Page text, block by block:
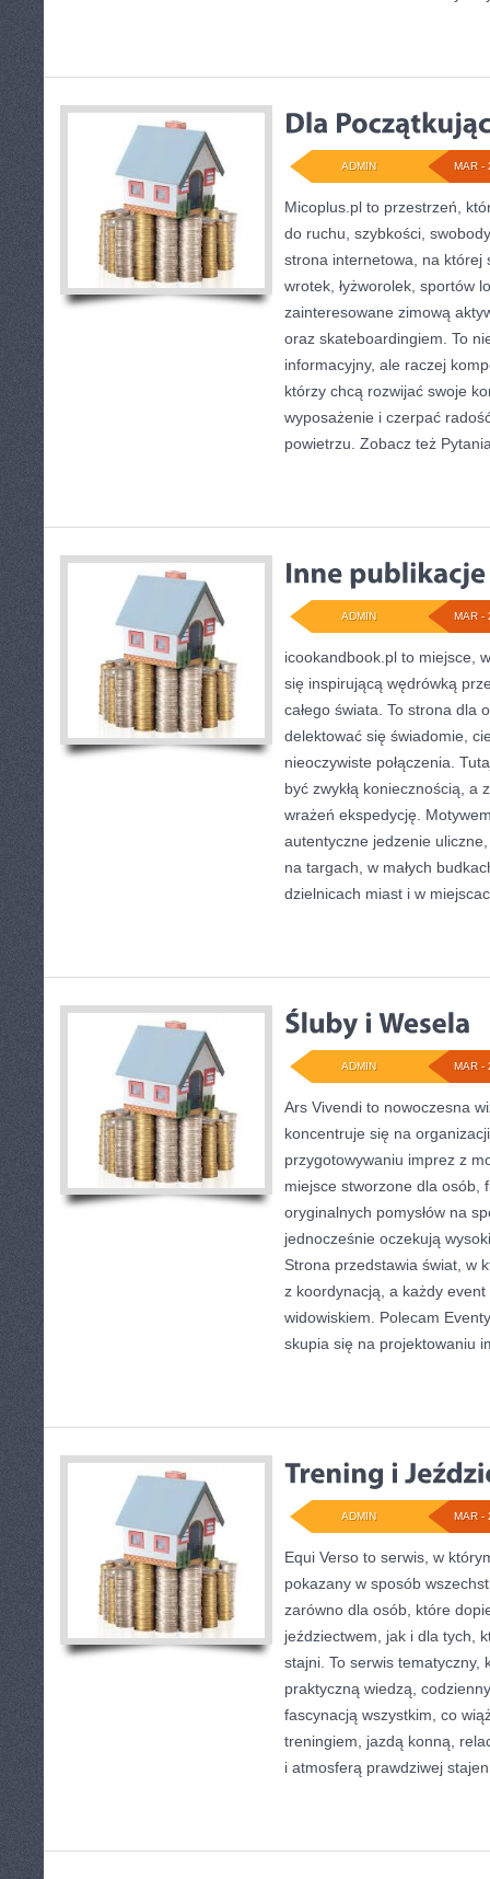
MAR -
ADMIN
Micoplus.pl to przestrzeń,
do ruchu, szybkości,
strona internetowa, na której
wrotek, łyżworolek, sportów
zainteresowane zimową
oraz skateboardingiem. To
informacyjny, ale raczej
którzy chcą rozwijać swoje
wyposażenie i czerpać
powietrzu. Zobacz też
MAR -
ADMIN
icookandbook.pl to miejsce,
się inspirującą wędrówką
całego świata. To strona dla
delektować się świadomie,
nieoczywiste połączenia.
być zwykłą koniecznością, a
wrażeń ekspedycję.
autentyczne jedzenie
na targach, w małych
dzielnicach miast i w
MAR -
ADMIN
Ars Vivendi to nowoczesna
koncentruje się na
przygotowywaniu imprez z
miejsce stworzone dla osób,
oryginalnych pomysłów na
jednocześnie oczekują
Strona przedstawia świat, w
z koordynacją, a każdy
widowiskiem. Polecam
skupia się na projektowaniu
MAR -
ADMIN
Equi Verso to serwis, w
pokazany w sposób
zarówno dla osób, które
jeździectwem, jak i dla tych,
stajni. To serwis tematyczny,
praktyczną wiedzą,
fascynacją wszystkim, co
treningiem, jazdą konną,
i atmosferą prawdziwej